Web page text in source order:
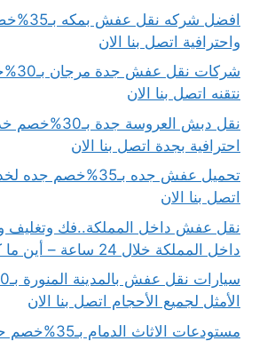
افضل
واحترافية اتصل بنا الان
نتقنه اتصل بنا الان
نقل دبش العروسة
احترافية بجدة اتصل بنا الان
تحميل عفش جده
اتصل بنا الان
نقل عفش داخل المملكة..فك
داخل المملكة خلال 24 ساعة – أين ما كنت نوصلك
الأمثل لجميع الأحجام اتصل بنا الان
مستودعات الاثاث